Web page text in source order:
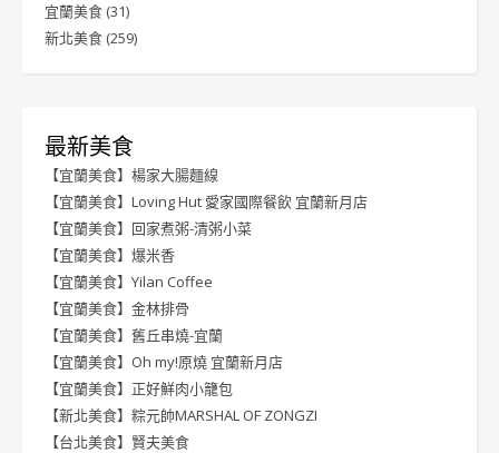
宜蘭美食 (31)
新北美食 (259)
最新美食
【宜蘭美食】楊家大腸麵線
【宜蘭美食】Loving Hut 愛家國際餐飲 宜蘭新月店
【宜蘭美食】回家煮粥-清粥小菜
【宜蘭美食】爆米香
【宜蘭美食】Yilan Coffee
【宜蘭美食】金林排骨
【宜蘭美食】舊丘串燒-宜蘭
【宜蘭美食】Oh my!原燒 宜蘭新月店
【宜蘭美食】正好鮮肉小籠包
【新北美食】粽元帥MARSHAL OF ZONGZI
【台北美食】賢夫美食